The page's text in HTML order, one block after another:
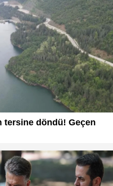
tersine döndü! Geçen